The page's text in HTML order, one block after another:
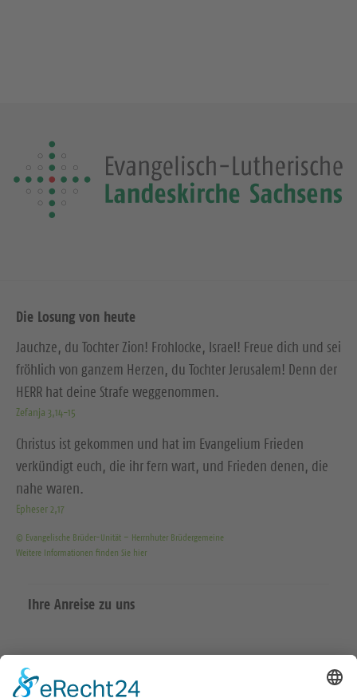
Die Losung von heute
Jauchze, du Tochter Zion! Frohlocke, Israel! Freue dich und sei
fröhlich von ganzem Herzen, du Tochter Jerusalem! Denn der
HERR hat deine Strafe weggenommen.
Zefanja 3,14-15
Christus ist gekommen und hat im Evangelium Frieden
verkündigt euch, die ihr fern wart, und Frieden denen, die
nahe waren.
Epheser 2,17
© Evangelische Brüder-Unität – Herrnhuter Brüdergemeine
Weitere Informationen finden Sie hier
Ihre Anreise zu uns